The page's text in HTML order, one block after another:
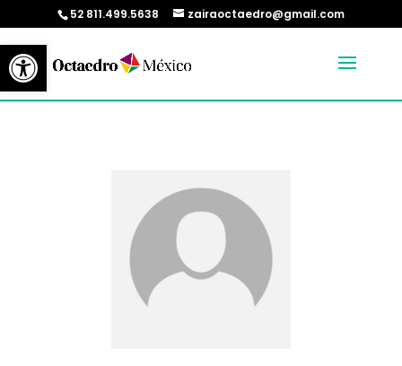
Abrir barra de herramientas
52 811.499.5638 zairaoctaedro@gmail.com